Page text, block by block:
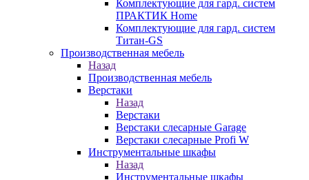
Комплектующие для гард. систем
ПРАКТИК Home
Комплектующие для гард. систем
Титан-GS
Производственная мебель
Назад
Производственная мебель
Верстаки
Назад
Верстаки
Верстаки слесарные Garage
Верстаки слесарные Profi W
Инструментальные шкафы
Назад
Инструментальные шкафы